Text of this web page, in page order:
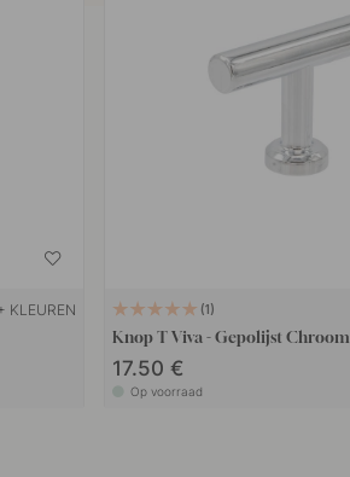
KLEUREN 1
Knop T Viva - Gepolijst Chroom
17.50 €
Op voorraad